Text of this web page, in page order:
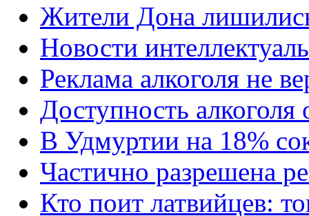
Жители Дона
Новости
Реклама алкоголя не
Доступность алкоголя
В Удмуртии на 18%
Частично разрешена
Кто поит латвийцев: